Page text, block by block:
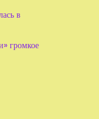
в
громкое